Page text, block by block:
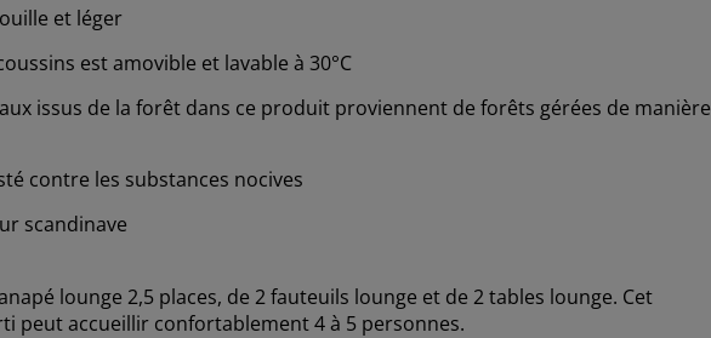
et léger
est amovible et lavable à 30°C
issus de la forêt dans ce produit proviennent de forêts gérées de manière
contre les substances nocives
scandinave
lounge 2,5 places, de 2 fauteuils lounge et de 2 tables lounge. Cet
peut accueillir confortablement 4 à 5 personnes.